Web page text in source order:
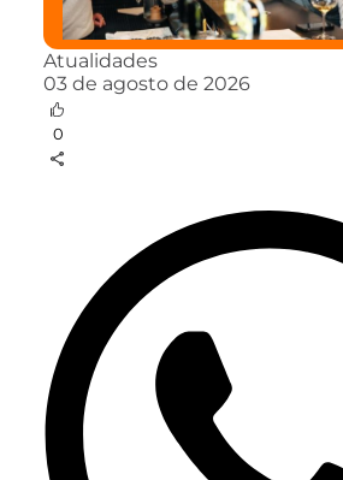
Atualidades
03 de agosto de 2026
0